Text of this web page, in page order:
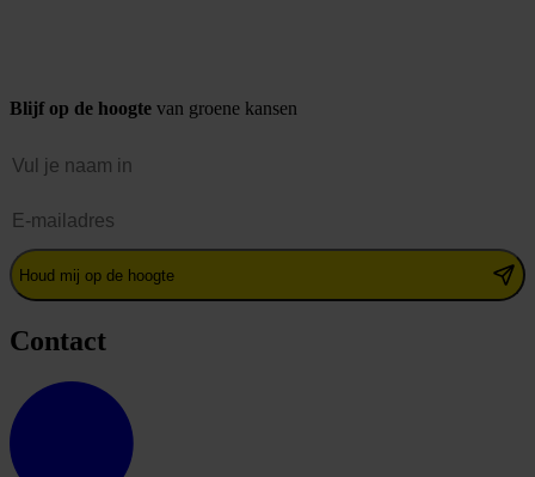
Blijf op de hoogte van groene kansen
Houd mij op de hoogte
Contact